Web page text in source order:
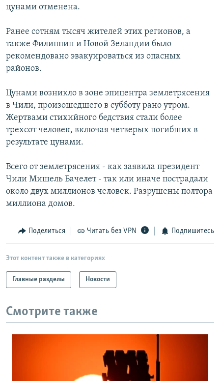
Все сайты РСЕ/РС
цунами отменена.
Ранее сотням тысяч жителей этих регионов, а
также Филиппин и Новой Зеландии было
рекомендовано эвакуироваться из опасных
районов.
Цунами возникло в зоне эпицентра землетрясения
в Чили, произошедшего в субботу рано утром.
Жертвами стихийного бедствия стали более
трехсот человек, включая четверых погибших в
результате цунами.
Всего от землетрясения - как заявила президент
Чили Мишель Бачелет - так или иначе пострадали
около двух миллионов человек. Разрушены полтора
миллиона домов.
Поделиться Читать без VPN Подпишитесь
Этот контент также в категориях
Главные разделы Новости
Смотрите также